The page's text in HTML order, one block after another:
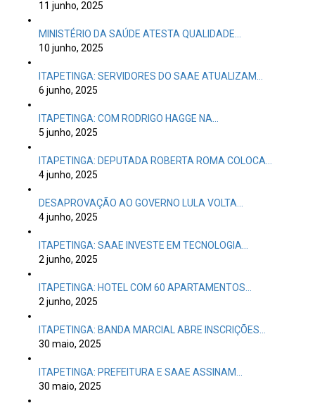
11 junho, 2025
MINISTÉRIO DA SAÚDE ATESTA QUALIDADE…
10 junho, 2025
ITAPETINGA: SERVIDORES DO SAAE ATUALIZAM…
6 junho, 2025
ITAPETINGA: COM RODRIGO HAGGE NA…
5 junho, 2025
ITAPETINGA: DEPUTADA ROBERTA ROMA COLOCA…
4 junho, 2025
DESAPROVAÇÃO AO GOVERNO LULA VOLTA…
4 junho, 2025
ITAPETINGA: SAAE INVESTE EM TECNOLOGIA…
2 junho, 2025
ITAPETINGA: HOTEL COM 60 APARTAMENTOS…
2 junho, 2025
ITAPETINGA: BANDA MARCIAL ABRE INSCRIÇÕES…
30 maio, 2025
ITAPETINGA: PREFEITURA E SAAE ASSINAM…
30 maio, 2025